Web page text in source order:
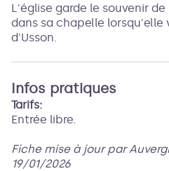
L'église garde le souvenir
dans sa chapelle lorsqu'elle
d'Usson.
Infos pratiques
Tarifs:
Entrée libre.
Fiche mise à jour par
19/01/2026